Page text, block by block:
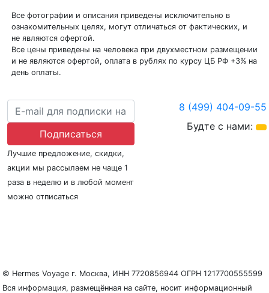
Все фотографии и описания приведены исключительно в
ознакомительных целях, могут отличаться от фактических, и
не являются офертой.
Все цены приведены на человека при двухместном размещении
и не являются офертой, оплата в рублях по курсу ЦБ РФ +3% на
день оплаты.
© Hermes Voyage г. Москва, ИНН 7720856944 ОГРН 1217700555599
Вся информация, размещённая на сайте, носит информационный
Подписаться
Лучшие предложение, скидки,
акции мы рассылаем не чаще 1
раза в неделю и в любой момент
можно отписаться
8 (499) 404-09-55
Будте с нами: